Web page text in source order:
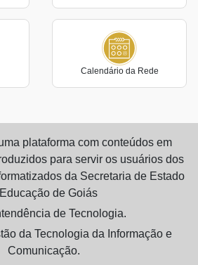
Calendário da Rede
plataforma com conteúdos em
para servir os usuários dos
da Secretaria de Estado
de Goiás
de Tecnologia.
da Tecnologia da Informação e
Comunicação.